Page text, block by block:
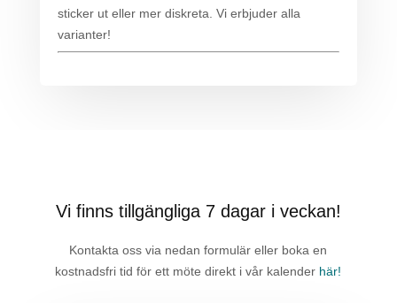
sticker ut eller mer diskreta. Vi erbjuder alla
varianter!
Vi finns tillgängliga 7 dagar i veckan!
Kontakta oss via nedan formulär eller boka en
kostnadsfri tid för ett möte direkt i vår kalender här!